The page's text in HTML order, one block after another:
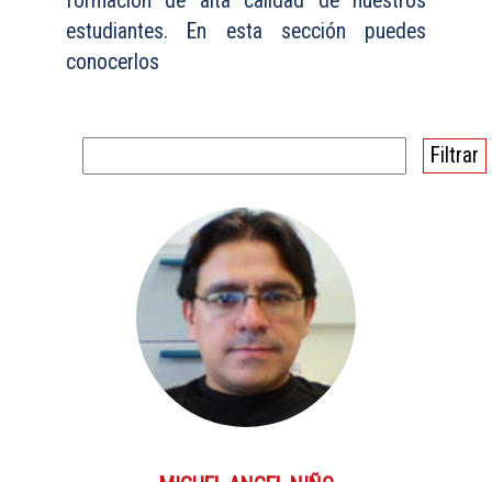
estudiantes. En esta sección puedes
conocerlos